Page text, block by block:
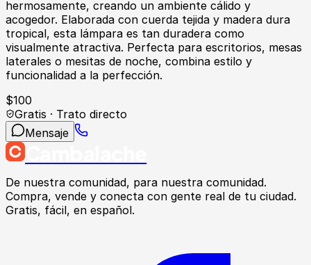
hermosamente, creando un ambiente cálido y
acogedor. Elaborada con cuerda tejida y madera dura
tropical, esta lámpara es tan duradera como
visualmente atractiva. Perfecta para escritorios, mesas
laterales o mesitas de noche, combina estilo y
funcionalidad a la perfección.
$100
Gratis · Trato directo
Mensaje
De nuestra comunidad, para nuestra comunidad.
Compra, vende y conecta con gente real de tu ciudad.
Gratis, fácil, en español.